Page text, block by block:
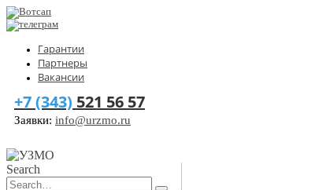
Гарантии
Партнеры
Вакансии
+7 (343) 521 56 57
Заявки: info@urzmo.ru
Search